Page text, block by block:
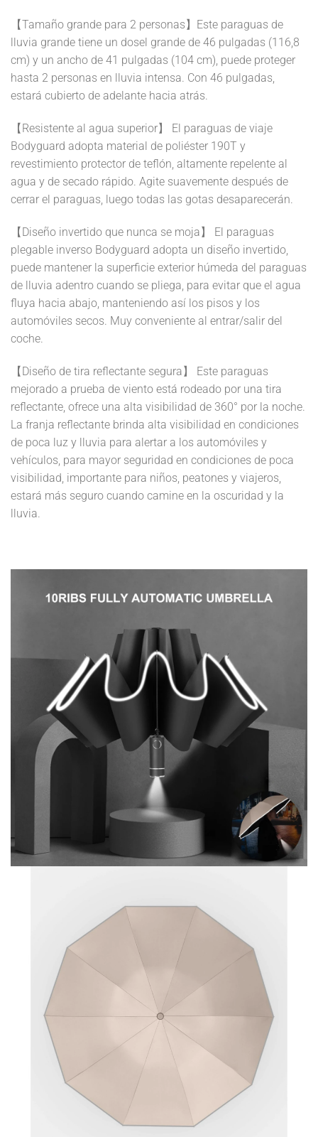
【Tamaño grande para 2 personas】Este paraguas de
lluvia grande tiene un dosel grande de 46 pulgadas (116,8
cm) y un ancho de 41 pulgadas (104 cm), puede proteger
hasta 2 personas en lluvia intensa. Con 46 pulgadas,
estará cubierto de adelante hacia atrás.
【Resistente al agua superior】 El paraguas de viaje
Bodyguard adopta material de poliéster 190T y
revestimiento protector de teflón, altamente repelente al
agua y de secado rápido. Agite suavemente después de
cerrar el paraguas, luego todas las gotas desaparecerán.
【Diseño invertido que nunca se moja】 El paraguas
plegable inverso Bodyguard adopta un diseño invertido,
puede mantener la superficie exterior húmeda del paraguas
de lluvia adentro cuando se pliega, para evitar que el agua
fluya hacia abajo, manteniendo así los pisos y los
automóviles secos. Muy conveniente al entrar/salir del
coche.
【Diseño de tira reflectante segura】 Este paraguas
mejorado a prueba de viento está rodeado por una tira
reflectante, ofrece una alta visibilidad de 360° por la noche.
La franja reflectante brinda alta visibilidad en condiciones
de poca luz y lluvia para alertar a los automóviles y
vehículos, para mayor seguridad en condiciones de poca
visibilidad, importante para niños, peatones y viajeros,
estará más seguro cuando camine en la oscuridad y la
lluvia.